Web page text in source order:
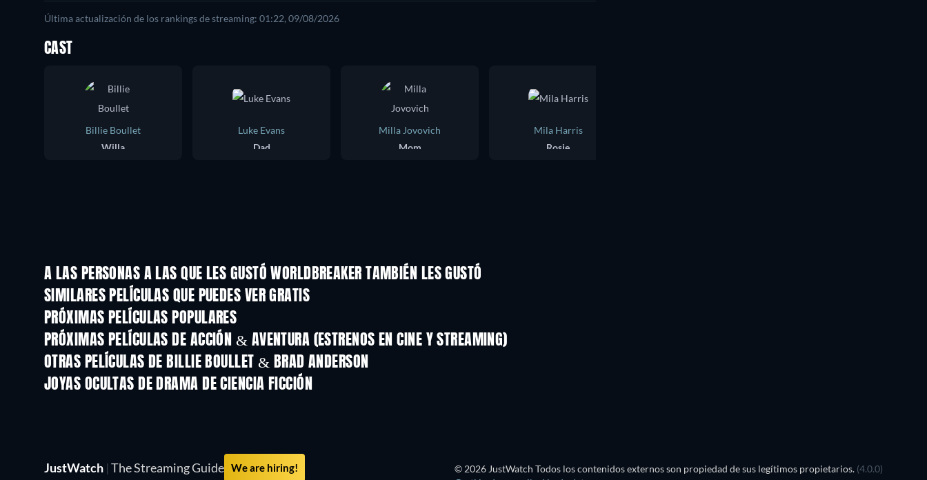
Última actualización de los rankings de streaming: 01:22, 09/08/2026
CAST
Billie Boullet
Willa
Luke Evans
Dad
Milla Jovovich
Mom
Mila Harris
Rosie
A LAS PERSONAS A LAS QUE LES GUSTÓ WORLDBREAKER TAMBIÉN LES GUSTÓ
SIMILARES PELÍCULAS QUE PUEDES VER GRATIS
PRÓXIMAS PELÍCULAS POPULARES
PRÓXIMAS PELÍCULAS DE ACCIÓN & AVENTURA (ESTRENOS EN CINE Y STREAMING)
OTRAS PELÍCULAS DE BILLIE BOULLET & BRAD ANDERSON
JOYAS OCULTAS DE DRAMA DE CIENCIA FICCIÓN
JustWatch | The Streaming Guide We are hiring! © 2026 JustWatch Todos los contenidos externos son propiedad de sus legítimos propietarios. (4.0.0)